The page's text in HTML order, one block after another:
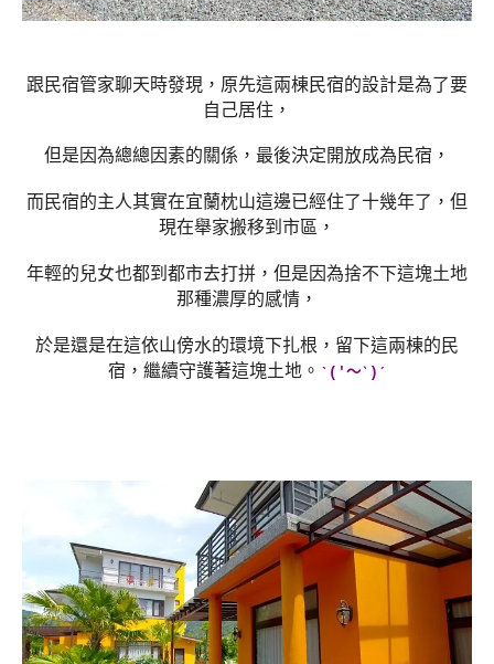
跟民宿管家聊天時發現，原先這兩棟民宿的設計是為了要
自己居住，
但是因為總總因素的關係，最後決定開放成為民宿，
而民宿的主人其實在宜蘭枕山這邊已經住了十幾年了，但
現在舉家搬移到市區，
年輕的兒女也都到都市去打拼，但是因為捨不下這塊土地
那種濃厚的感情，
於是還是在這依山傍水的環境下扎根，留下這兩棟的民
宿，繼續守護著這塊土地。 ˋ (′ ～‵ ) ˊ